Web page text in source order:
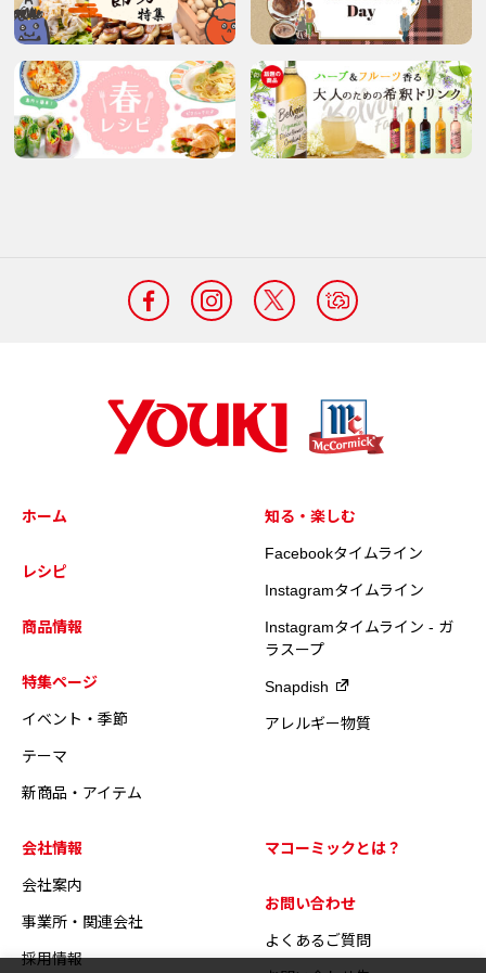
ホーム
レシピ
商品情報
特集ページ
イベント・季節
テーマ
新商品・アイテム
知る・楽しむ
Facebookタイムライン
Instagramタイムライン
Instagramタイムライン - ガ
ラスープ
Snapdish
アレルギー物質
会社情報
会社案内
事業所・関連会社
採用情報
マコーミックとは？
お問い合わせ
よくあるご質問